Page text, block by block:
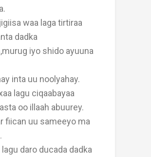
waa laga tirtiraa
dadka
iyo shido ayuuna
inta uu noolyahay.
lagu ciqaabayaa
oo illaah abuurey.
fiican uu sameeyo ma
lagu daro ducada dadka